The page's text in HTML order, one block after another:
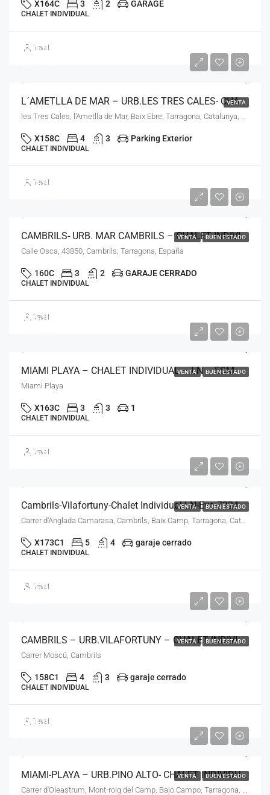
X164C 3 2 GARAGE
CHALET INDIVIDUAL
Teval
VENTA
380.000€
L´AMETLLA DE MAR – URB.LES TRES CALES- CHALET INDEPENDIENTE- LN-21825
X158C 4 3 Parking Exterior
CHALET INDIVIDUAL
Teval
VENTA BUEN ESTADO
430.000€
CAMBRILS- URB. MAR CAMBRILS – CHALET INDIVIDUAL-LN-30425
Calle Osca, 43850, Cambrils, Tarragona, España
160C 3 2 GARAJE CERRADO
CHALET INDIVIDUAL
Teval
VENTA BUEN ESTADO
495.000€
MIAMI PLAYA – CHALET INDIVIDUAL – LN – ESM- 11724
Miami Playa
X163C 3 3 1
CHALET INDIVIDUAL
Teval
VENTA BUEN ESTADO
845.000€
Cambrils-Vilafortuny-Chalet Individual-LN-Eva-7324
X173C1 5 4 garaje cerrado
CHALET INDIVIDUAL
Teval
VENTA BUEN ESTADO
515.000€
CAMBRILS – URB.VILAFORTUNY – CHALET INDIVIDUAL – 4 DORMITORIOS – GARAJE PRIVADO – LN – 21223
Carrer Moscú, Cambrils
158C1 4 3 garaje cerrado
CHALET INDIVIDUAL
Teval
VENTA BUEN ESTADO
498.000€
MIAMI-PLAYA – URB.PINO ALTO- CHALET INDIVIDUAL – LN-201122-